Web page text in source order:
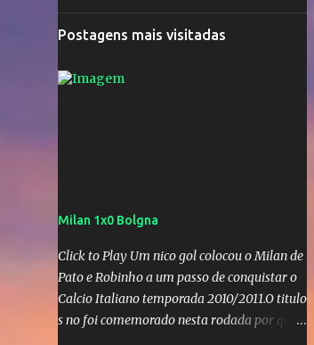
Postagens mais visitadas
Milan 1x0 Bolgna
Click to Play Um nico gol colocou o Milan de
Pato e Robinho a um passo de conquistar o
Calcio Italiano temporada 2010/2011.O titulo
s no foi comemorado nesta rodada por que a